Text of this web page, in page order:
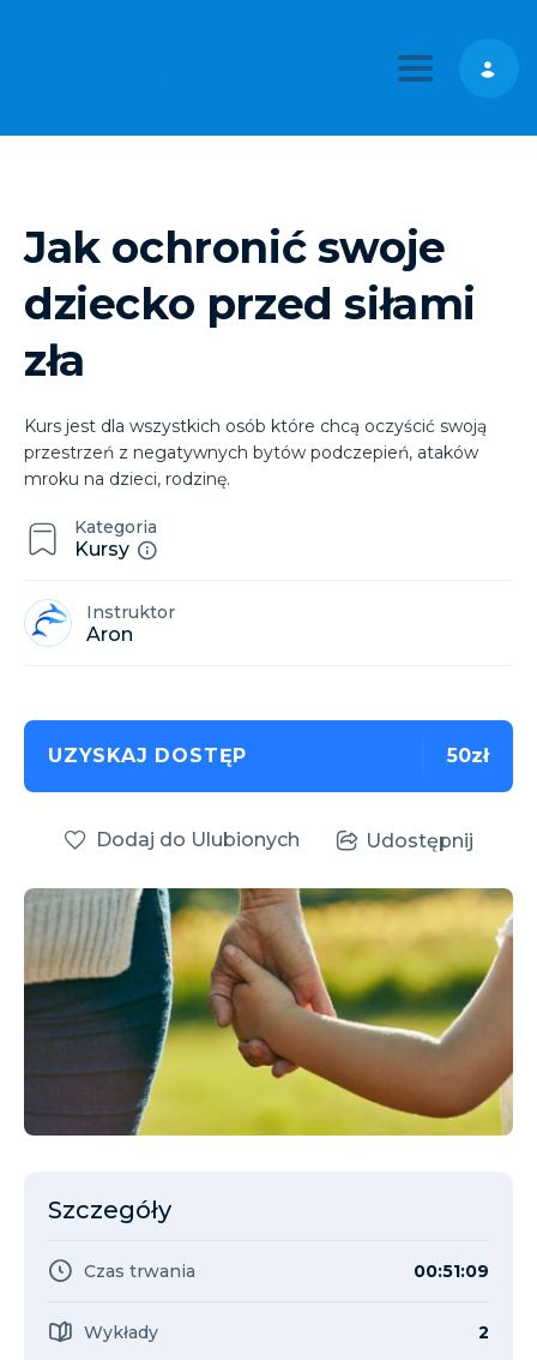
Toggle
Kategoria
Kursy
Instruktor
Aron
Jak ochronić swoje
dziecko przed siłami
zła
Kurs jest dla wszystkich osób które chcą oczyścić swoją
przestrzeń z negatywnych bytów podczepień, ataków
mroku na dzieci, rodzinę.
UZYSKAJ DOSTĘP 50zł
Dodaj do Ulubionych Udostępnij
Szczegóły
Czas trwania 00:51:09
Wykłady 2